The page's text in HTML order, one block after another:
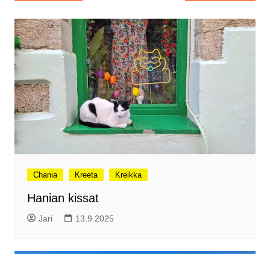
Chania Kreeta Kreikka
Hanian kissat
Jari 13.9.2025